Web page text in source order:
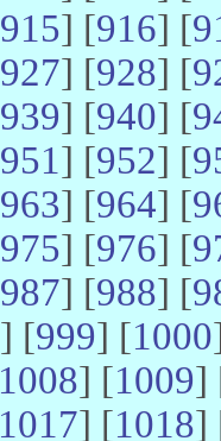
915] [916] [
927] [928] [
939] [940] [
951] [952] [
963] [964] [
975] [976] [
987] [988] [
] [999] [1000
1008] [1009]
1017] [1018]